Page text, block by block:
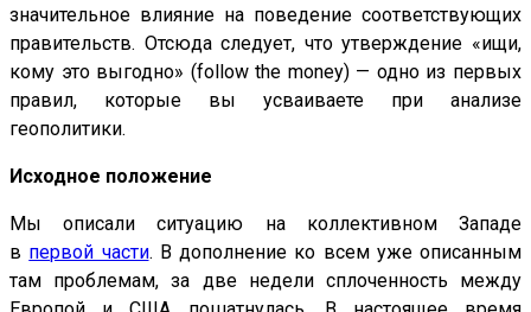
значительное влияние на поведение соответствующих
правительств. Отсюда следует, что утверждение «ищи,
кому это выгодно» (follow the money) — одно из первых
правил, которые вы усваиваете при анализе
геополитики.
Исходное положение
Мы описали ситуацию на коллективном Западе
в первой части. В дополнение ко всем уже описанным
там проблемам, за две недели сплоченность между